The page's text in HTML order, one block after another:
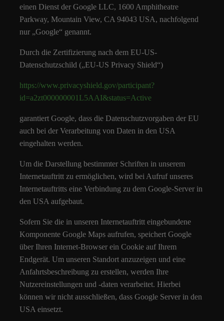
einen Dienst der Google LLC, 1600 Amphitheatre
Parkway, Mountain View, CA 94043 USA, nachfolgend
nur „Google“ genannt.
Durch die Zertifizierung nach dem EU-US-
Datenschutzschild („EU-US Privacy Shield“)
https://www.privacyshield.gov/participant?
id=a2zt000000001L5AAI&status=Active
garantiert Google, dass die Datenschutzvorgaben der EU
auch bei der Verarbeitung von Daten in den USA
eingehalten werden.
Um die Darstellung bestimmter Schriften in unserem
Internetauftritt zu ermöglichen, wird bei Aufruf unseres
Internetauftritts eine Verbindung zu dem Google-Server in
den USA aufgebaut.
Sofern Sie die in unseren Internetauftritt eingebundene
Komponente Google Maps aufrufen, speichert Google
über Ihren Internet-Browser ein Cookie auf Ihrem
Endgerät. Um unseren Standort anzuzeigen und eine
Anfahrtsbeschreibung zu erstellen, werden Ihre
Nutzereinstellungen und -daten verarbeitet. Hierbei
können wir nicht ausschließen, dass Google Server in den
USA einsetzt.